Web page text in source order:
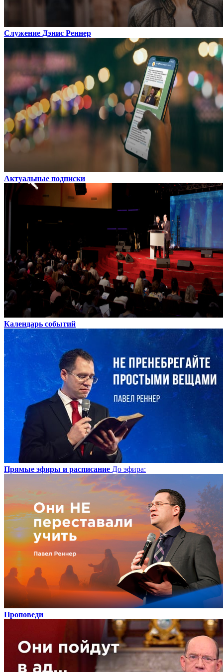
Служение Дэнис Реннер
Актуальные подписки
Календарь событий
Прямые эфиры и расписание До эфира:
Проповеди